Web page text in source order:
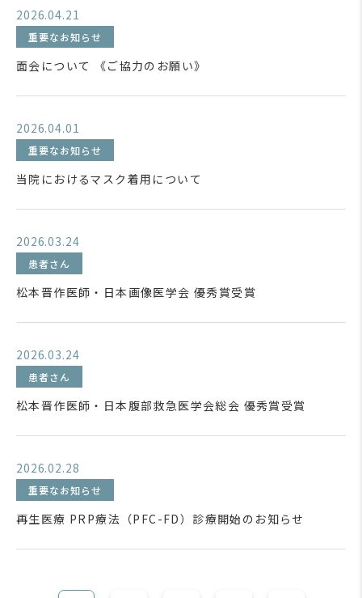
2026.04.21
重要なお知らせ
面会について 《ご協力のお願い》
2026.04.01
重要なお知らせ
当院におけるマスク着用について
2026.03.24
患者さん
松本晋作医師・日本画像医学会 優秀賞受賞
2026.03.24
患者さん
松本晋作医師・日本腹部救急医学会総会 優秀賞受賞
2026.02.28
重要なお知らせ
再生医療 PRP療法（PFC-FD）診療開始のお知らせ